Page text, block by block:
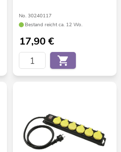
No. 30240117
Bestand reicht ca. 12 Wo.
17,90€